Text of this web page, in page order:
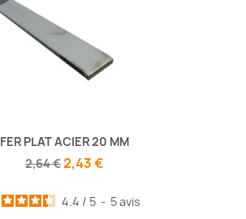
FER PLAT ACIER 20 MM
2,64 €2,43 €
4.4 / 5 - 5avis